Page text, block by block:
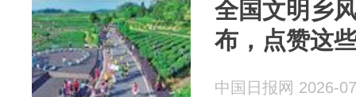
全国文明乡
布，点赞这
中国日报网 2026-